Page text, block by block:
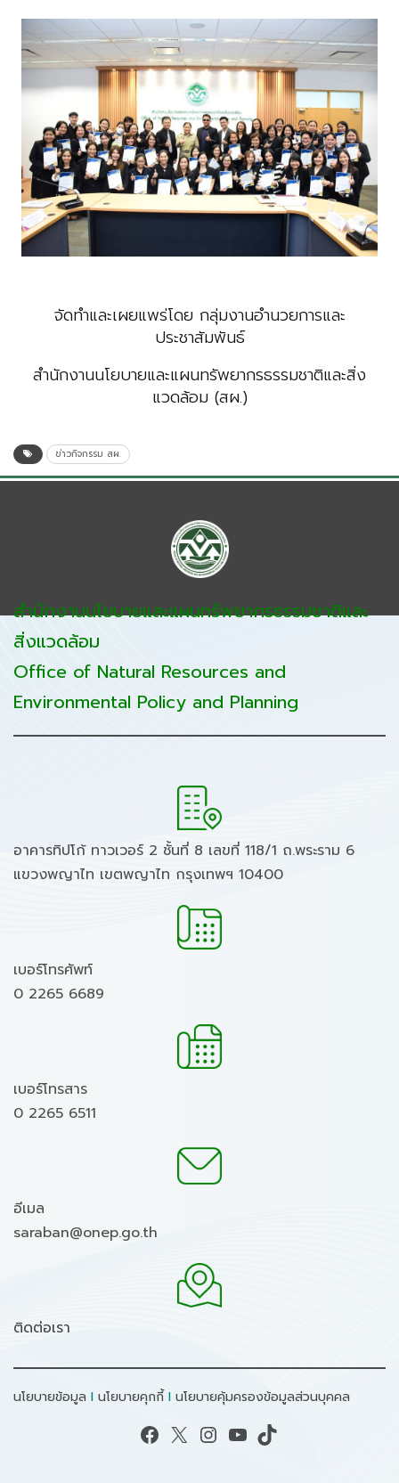
จัดทำและเผยแพร่โดย กลุ่มงานอำนวยการและ
ประชาสัมพันธ์
สำนักงานนโยบายและแผนทรัพยากรธรรมชาติและสิ่ง
แวดล้อม (สผ.)
ข่าวกิจกรรม สผ.
สำนักงานนโยบายและแผนทรัพยากรธรรมชาติและ
สิ่งแวดล้อม
Office of Natural Resources and
Environmental Policy and Planning
อาคารทิปโก้ ทาวเวอร์ 2 ชั้นที่ 8 เลขที่ 118/1 ถ.พระราม 6
แขวงพญาไท เขตพญาไท กรุงเทพฯ 10400
เบอร์โทรศัพท์
0 2265 6689
เบอร์โทรสาร
0 2265 6511
อีเมล
saraban@onep.go.th
ติดต่อเรา
นโยบายข้อมูล I นโยบายคุกกี้ I นโยบายคุ้มครองข้อมูลส่วนบุคคล
Facebook X Instagram YouTube TikTok